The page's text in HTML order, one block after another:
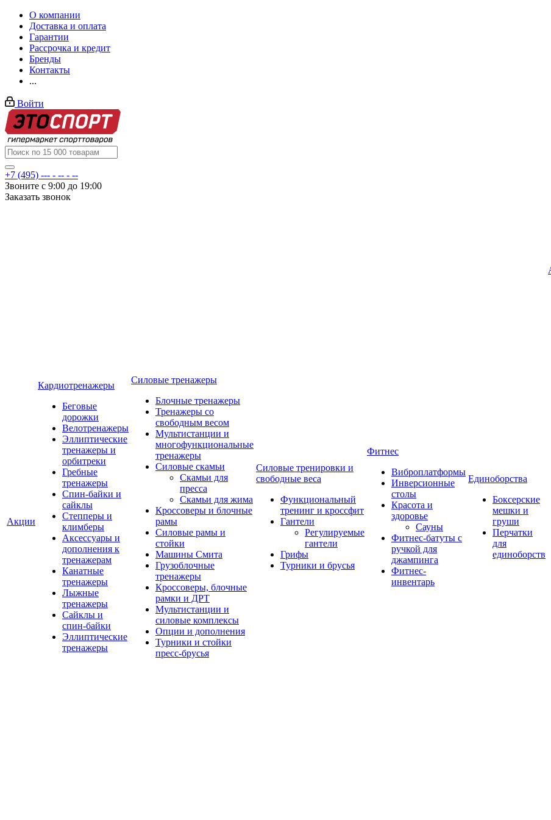
О компании
Доставка и оплата
Гарантии
Рассрочка и кредит
Бренды
Контакты
...
Войти
+7 (495) --- - -- - --
Звоните с 9:00 до 19:00
Заказать звонок
Акции
Кардиотренажеры
Беговые
дорожки
Велотренажеры
Эллиптические
тренажеры и
орбитреки
Гребные
тренажеры
Спин-байки и
сайклы
Степперы и
климберы
Аксессуары и
дополнения к
тренажерам
Канатные
тренажеры
Лыжные
тренажеры
Сайклы и
спин-байки
Эллиптические
тренажеры
Силовые тренажеры
Блочные тренажеры
Тренажеры со
свободным весом
Мультистанции и
многофункциональные
тренажеры
Силовые скамьи
Скамьи для
пресса
Скамьи для жима
Кроссоверы и блочные
рамы
Силовые рамы и
стойки
Машины Смита
Грузоблочные
тренажеры
Кроссоверы, блочные
рамки и ДРТ
Мультистанции и
силовые комплексы
Опции и дополнения
Турники и стойки
пресс-брусья
Силовые тренировки и
свободные веса
Функциональный
тренинг и кроссфит
Гантели
Регулируемые
гантели
Грифы
Турники и брусья
Фитнес
Виброплатформы
Инверсионные
столы
Красота и
здоровье
Сауны
Фитнес-батуты с
ручкой для
джампинга
Фитнес-
инвентарь
Единоборства
Боксерские
мешки и
груши
Перчатки
для
единоборств